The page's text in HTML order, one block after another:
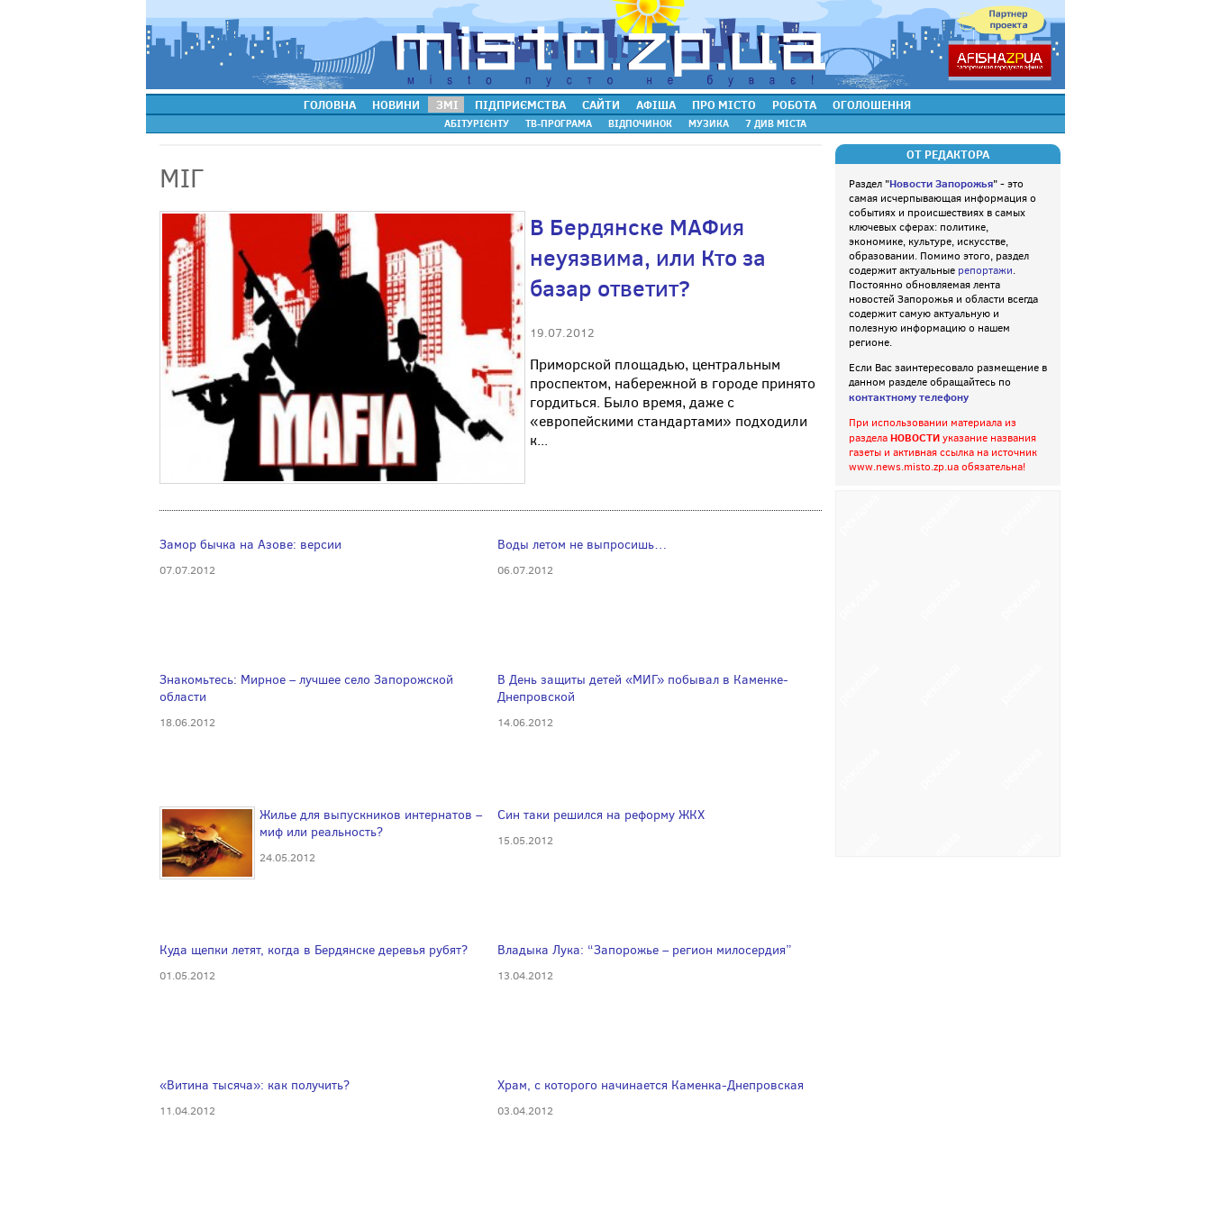
ГОЛОВНА НОВИНИ ЗМІ ПІДПРИЄМСТВА САЙТИ АФІША ПРО МІСТО РОБОТА ОГОЛОШЕННЯ
АБІТУРІЄНТУ ТВ-ПРОГРАМА ВІДПОЧИНОК МУЗИКА 7 ДИВ МІСТА
МІГ
В Бердянске МАФия
неуязвима, или Кто за
базар ответит?
19.07.2012
Приморской площадью, центральным
проспектом, набережной в городе принято
гордиться. Было время, даже с
«европейскими стандартами» подходили
к...
Замор бычка на Азове: версии
07.07.2012
Воды летом не выпросишь…
06.07.2012
Знакомьтесь: Мирное – лучшее село Запорожской
области
18.06.2012
В День защиты детей «МИГ» побывал в Каменке-
Днепровской
14.06.2012
Жилье для выпускников интернатов –
миф или реальность?
24.05.2012
Син таки решился на реформу ЖКХ
15.05.2012
Куда щепки летят, когда в Бердянске деревья рубят?
01.05.2012
Владыка Лука: “Запорожье – регион милосердия”
13.04.2012
«Витина тысяча»: как получить?
11.04.2012
Храм, с которого начинается Каменка-Днепровская
03.04.2012
ОТ РЕДАКТОРА
Раздел "Новости Запорожья" - это
самая исчерпывающая информация о
событиях и происшествиях в самых
ключевых сферах: политике,
экономике, культуре, искусстве,
образовании. Помимо этого, раздел
содержит актуальные репортажи.
Постоянно обновляемая лента
новостей Запорожья и области всегда
содержит самую актуальную и
полезную информацию о нашем
регионе.
Если Вас заинтересовало размещение в
данном разделе обращайтесь по
контактному телефону
При использовании материала из
разделаНОВОСТИуказание названия
газеты и активная ссылка на источник
www.news.misto.zp.uaобязательна!